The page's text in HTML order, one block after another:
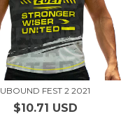
UBOUND FEST 2 2021
$10.71 USD